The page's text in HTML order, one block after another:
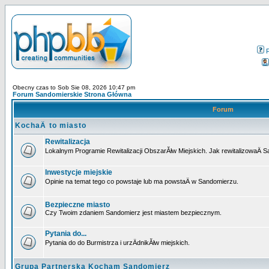
Obecny czas to Sob Sie 08, 2026 10:47 pm
Forum Sandomierskie Strona Główna
Forum
KochaÄ to miasto
Rewitalizacja
Lokalnym Programie Rewitalizacji ObszarĂłw Miejskich. Jak rewitalizowaÄ
Inwestycje miejskie
Opinie na temat tego co powstaje lub ma powstaÄ w Sandomierzu.
Bezpieczne miasto
Czy Twoim zdaniem Sandomierz jest miastem bezpiecznym.
Pytania do...
Pytania do do Burmistrza i urzÄdnikĂłw miejskich.
Grupa Partnerska Kocham Sandomierz